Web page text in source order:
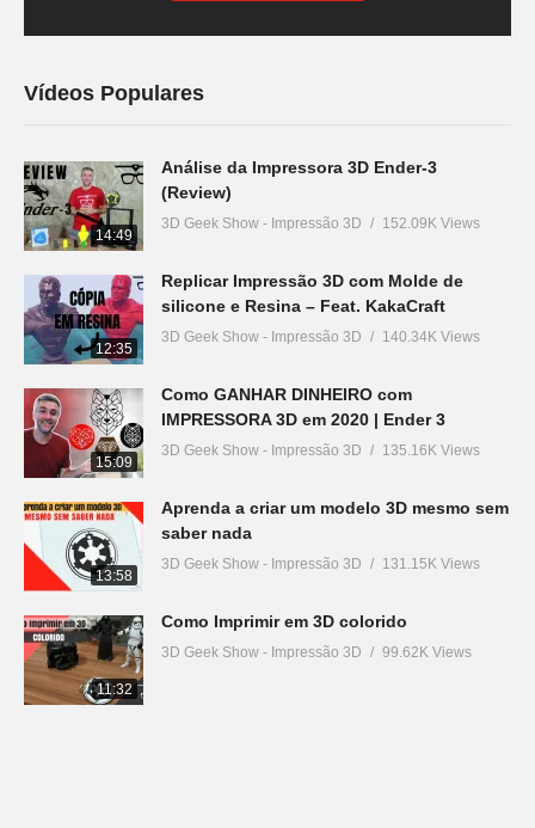
Vídeos Populares
14:49
Análise da Impressora 3D Ender-3
(Review)
3D Geek Show - Impressão 3D 152.09K Views
12:35
Replicar Impressão 3D com Molde de
silicone e Resina – Feat. KakaCraft
3D Geek Show - Impressão 3D 140.34K Views
15:09
Como GANHAR DINHEIRO com
IMPRESSORA 3D em 2020 | Ender 3
3D Geek Show - Impressão 3D 135.16K Views
13:58
Aprenda a criar um modelo 3D mesmo sem
saber nada
3D Geek Show - Impressão 3D 131.15K Views
11:32
Como Imprimir em 3D colorido
3D Geek Show - Impressão 3D 99.62K Views